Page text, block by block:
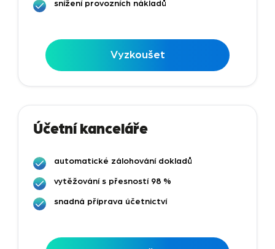
snížení provozních nákladů
Vyzkoušet
Účetní kanceláře
automatické zálohování dokladů
vytěžování s přesností 98 %
snadná příprava účetnictví